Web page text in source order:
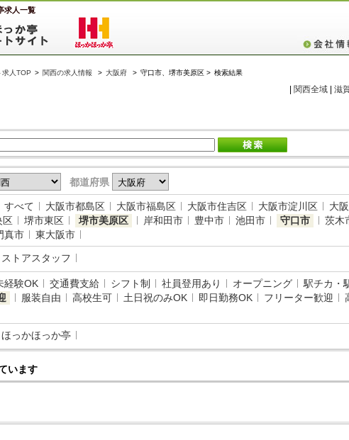
求人一覧
求人TOP > 関西の求人情報 > 大阪府 > 守口市、堺市美原区 > 検索結果
関西全域 滋
都道府県
すべて 大阪市都島区 大阪市福島区 大阪市住吉区 大阪市淀川区 大
区
堺市東区 堺市美原区 岸和田市 豊中市 池田市 守口市 茨木
真市 東大阪市
ストアスタッフ
経験OK 交通費支給 シフト制 社員登用あり オープニング 駅チカ・
服装自由 高校生可 土日祝のみOK 即日勤務OK フリーター歓迎
ほっかほっか亭
います